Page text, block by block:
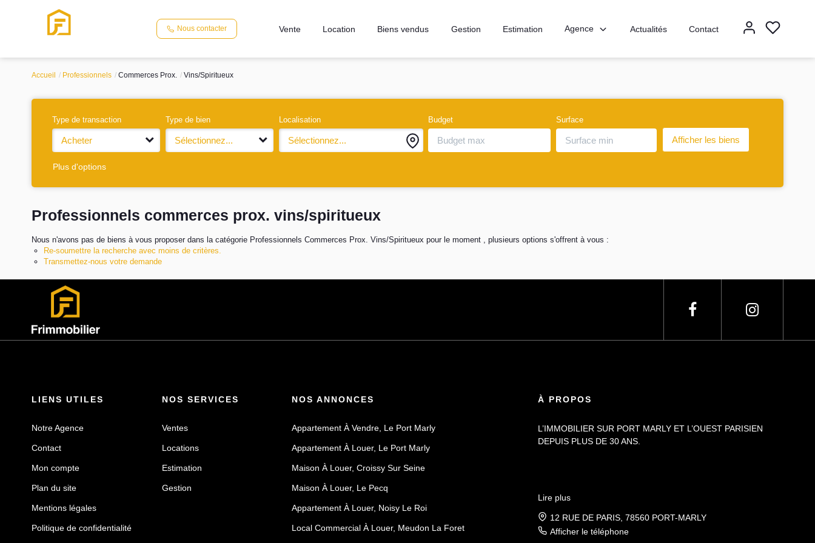
Nous contacter Vente Location Biens vendus Gestion Estimation Agence Actualités Contact
Accueil Professionnels Commerces Prox. Vins/Spiritueux
Type de transaction
Acheter
Type de bien
Sélectionnez...
Localisation
Sélectionnez...
Budget Surface
Plus d'options
Professionnels commerces prox. vins/spiritueux
Nous n'avons pas de biens à vous proposer dans la catégorie Professionnels Commerces Prox. Vins/Spiritueux pour le moment , plusieurs options s'offrent à vous :
Re-soumettre la recherche avec moins de critères.
Transmettez-nous votre demande
LIENS UTILES
Notre Agence
Contact
Mon compte
Plan du site
Mentions légales
Politique de confidentialité
NOS SERVICES
Ventes
Locations
Estimation
Gestion
NOS ANNONCES
Appartement À Vendre, Le Port Marly
Appartement À Louer, Le Port Marly
Maison À Louer, Croissy Sur Seine
Maison À Louer, Le Pecq
Appartement À Louer, Noisy Le Roi
Local Commercial À Louer, Meudon La Foret
À PROPOS
L’IMMOBILIER SUR PORT MARLY ET L’OUEST PARISIEN
DEPUIS PLUS DE 30 ANS.
Lire plus
12 RUE DE PARIS, 78560 PORT-MARLY
Afficher le téléphone